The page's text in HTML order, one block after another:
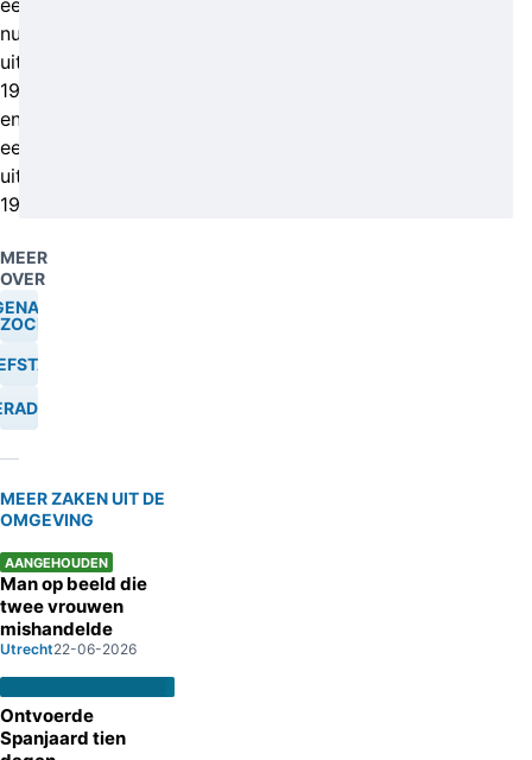
een
nummer
uit
1960
en
een
uit
1937.
MEER
OVER
MEER ZAKEN UIT DE
OMGEVING
AANGEHOUDEN
Man op beeld die
twee vrouwen
mishandelde
Utrecht22-06-2026
Ontvoerde
Spanjaard tien